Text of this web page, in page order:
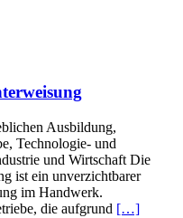
Ausbildung,
Technologie- und
und Wirtschaft Die
ist ein unverzichtbarer
im Handwerk.
die aufgrund […]